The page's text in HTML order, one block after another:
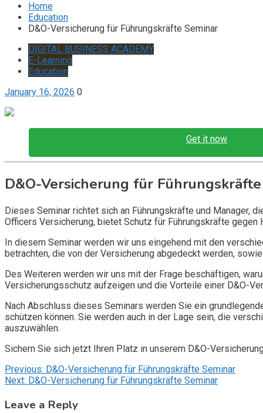
Home
Education
D&O-Versicherung für Führungskräfte Seminar
DIGITAL BUSINESS ACADEMY
E-Learning
Education
January 16, 2026 0
Get it now
D&O-Versicherung für
Dieses Seminar richtet sich an Führungskräfte und Manager,
Officers Versicherung, bietet Schutz für Führungskräfte
In diesem Seminar werden wir uns eingehend mit den
betrachten, die von der Versicherung abgedeckt werden,
Des Weiteren werden wir uns mit der Frage beschäftigen,
Versicherungsschutz aufzeigen und die Vorteile einer D&O-
Nach Abschluss dieses Seminars werden Sie ein
schützen können. Sie werden auch in der Lage sein, die
auszuwählen.
Sichern Sie sich jetzt Ihren Platz in unserem D&O-
Post
navigation
Previous: D&O-Versicherung für Führungskräfte Seminar
Next: D&O-Versicherung für Führungskräfte Seminar
Leave a Reply